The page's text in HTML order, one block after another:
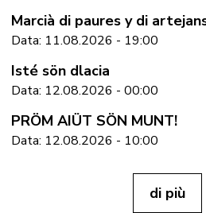
Marcià di paures y di
Data: 11.08.2026 - 19:00
Isté sön dlacia
Data: 12.08.2026 - 00:00
PRÖM AIÜT SÖN MUNT!
Data: 12.08.2026 - 10:00
di più